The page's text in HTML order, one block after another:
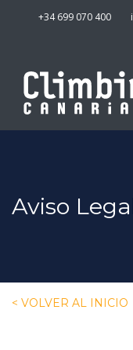
+34 699 070 400
Aviso
< VOLVER AL INICIO